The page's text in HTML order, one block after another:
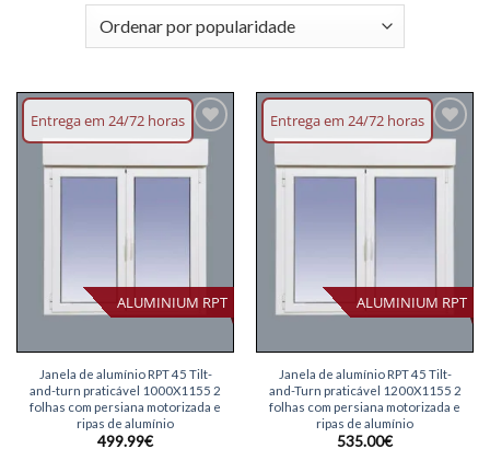
Entrega em 24/72 horas
ALUMINIUM RPT
Adicionar
lista de
desejos
Janela de alumínio RPT 45 Tilt-
and-turn praticável 1000X1155 2
folhas com persiana motorizada e
ripas de alumínio
499.99€
Entrega em 24/72 horas
ALUMINIUM RPT
Adicionar
lista de
desejos
Janela de alumínio RPT 45 Tilt-
and-Turn praticável 1200X1155 2
folhas com persiana motorizada e
ripas de alumínio
535.00€